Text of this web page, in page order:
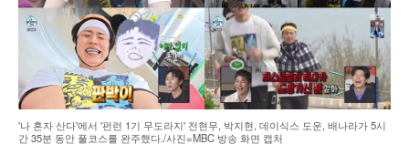
'나 혼자 산다'에서 '펀런 1기 무도라지' 전현무, 박지현, 데이식스 도운, 배나라가 5시
간 35분 동안 풀코스를 완주했다./사진=MBC 방송 화면 캡처